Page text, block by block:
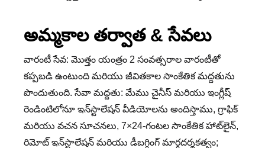
అమ్మకాల తర్వాత & సేవలు
వారంటీ సేవ: మొత్తం యంత్రం 2 సంవత్సరాల వారంటీతో
కప్పబడి ఉంటుంది మరియు జీవితకాల సాంకేతిక మద్దతును
పొందుతుంది. సేవా మద్దతు: మేము చైనీస్ మరియు ఇంగ్లీష్
రెండింటిలోనూ ఇన్‌స్టాలేషన్ వీడియోలను అందిస్తాము, గ్రాఫిక్
మరియు వచన సూచనలు, 7×24-గంటల సాంకేతిక హాట్‌లైన్,
రిమోట్ ఇన్‌స్టాలేషన్ మరియు డీబగ్గింగ్ మార్గదర్శకత్వం;